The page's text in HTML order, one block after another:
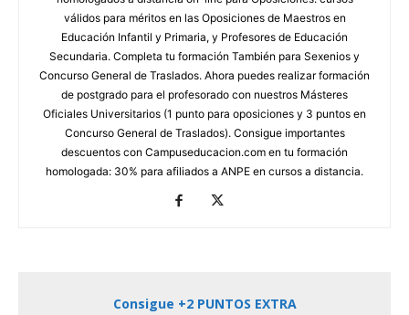
válidos para méritos en las Oposiciones de Maestros en
Educación Infantil y Primaria, y Profesores de Educación
Secundaria. Completa tu formación También para Sexenios y
Concurso General de Traslados. Ahora puedes realizar formación
de postgrado para el profesorado con nuestros Másteres
Oficiales Universitarios (1 punto para oposiciones y 3 puntos en
Concurso General de Traslados). Consigue importantes
descuentos con Campuseducacion.com en tu formación
homologada: 30% para afiliados a ANPE en cursos a distancia.
Consigue +2 PUNTOS EXTRA